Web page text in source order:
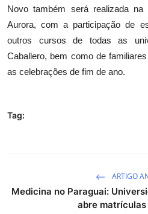
Novo também será realizada na
Aurora, com a participação de
outros cursos de todas as
Caballero, bem como de
as celebrações de fim de ano.
Tag:
ARTIGO
Medicina no Paraguai:
abre